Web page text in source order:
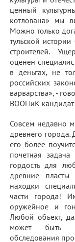
ценный
котлована» мы
Можно только
тульской
строителей.
оценен
в деньгах, не
российских
варварства», -
ВООПиК кандидат
Совсем недавно
древнего города.
его более
почетная
гордость для
древние
находки
части города!
оружейное и
Любой объект,
может быть
обследования